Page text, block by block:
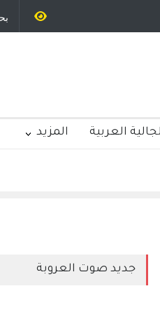
رباح – نيوجرسي – الولايات
العربية المزيد
جديد صوت العروبة